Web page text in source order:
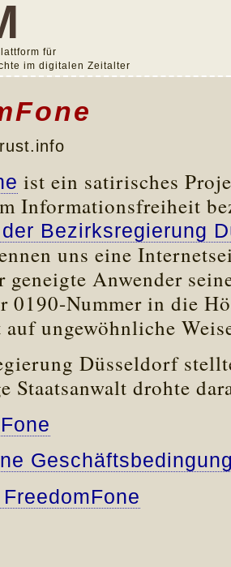
für
im digitalen Zeitalter
ist ein satirisches
Informationsfreiheit
Bezirksregierung
uns eine
geneigte Anwender
0190-Nummer in die
auf ungewöhnliche
Düsseldorf
Staatsanwalt drohte